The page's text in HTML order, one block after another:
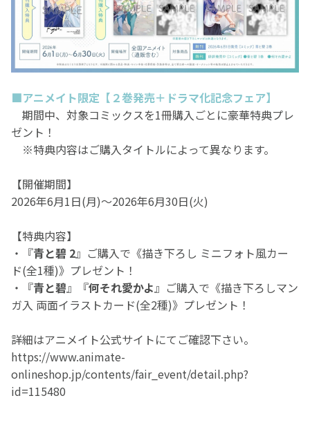
■アニメイト限定【２巻発売＋ドラマ化記念フェア】
期間中、対象コミックスを1冊購入ごとに豪華特典プレ
ゼント！
※特典内容はご購入タイトルによって異なります。
【開催期間】
2026年6月1日(月)～2026年6月30日(火)
【特典内容】
・
『青と碧 2』ご購入で《描き下ろし ミニフォト風カー
ド(全1種)》プレゼント！
・『青と碧』『何それ愛かよ』ご購入で《描き下ろしマン
ガ入 両面イラストカード(全2種)》プレゼント！
詳細はアニメイト公式サイトにてご確認下さい。
https://www.animate-
onlineshop.jp/contents/fair_event/detail.php?
id=115480